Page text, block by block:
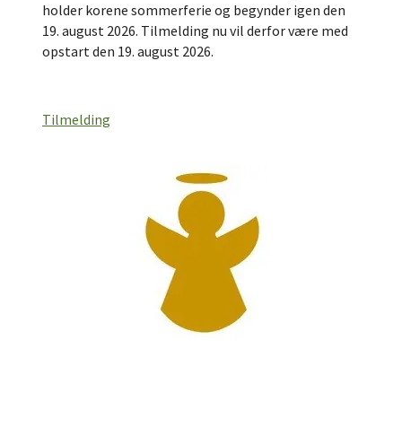
holder korene sommerferie og begynder igen den
19. august 2026. Tilmelding nu vil derfor være med
opstart den 19. august 2026.
Tilmelding